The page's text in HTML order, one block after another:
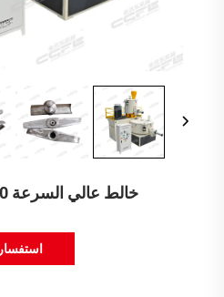
خالط عالي السرعة SRL-Z300/600
استفسار